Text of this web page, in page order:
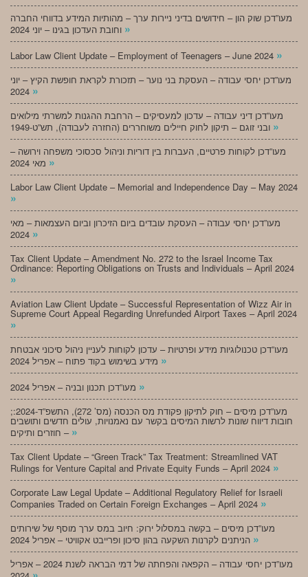
מעו”דכן שוק הון – חידושים בדיני ניירות ערך – מהותיות המידע בדווחי החברה
»
Labor Law Client Update – Employment of Teenagers – June 2024 »
מעו”דכן יחסי עבודה – העסקת בני נוער – תזכורת לקראת חופשת הקיץ – יוני
»
מעו”דכן דיני עבודה – עדכון למעסיקים – הרחבת ההגנות למשרתי מילואים
»
מעו”דכן לקוחות פרטיים, העברות בין דוריות וניהול סכסוכי משפחה וירושה –
»
Labor Law Client Update – Memorial and Independence Day – May 2024
»
מעו”דכן יחסי עבודה – העסקת עובדים ביום הזיכרון וביום העצמאות – מאי
»
Tax Client Update – Amendment No. 272 to the Israel Income Tax
Ordinance: Reporting Obligations on Trusts and Individuals – April 2024
»
Aviation Law Client Update – Successful Representation of Wizz Air in
Supreme Court Appeal Regarding Unrefunded Airport Taxes – April 2024
»
מעו”דכן טכנולוגיות מידע ופרטיות – עדכון לקוחות לעניין ניהול סיכוני אבטחת
»
»
;מעו”דכן מיסים – חוק לתיקון פקודת מס הכנסה (מס’ 272), התשפ”ד-2024:
חובות דיווח שונות לרשות המיסים בקשר עם נאמנויות, עולים חדשים ותושבים
חוזרים ותיקים – »
Tax Client Update – “Green Track” Tax Treatment: Streamlined VAT
Rulings for Venture Capital and Private Equity Funds – April 2024 »
Corporate Law Legal Update – Additional Regulatory Relief for Israeli
Companies Traded on Certain Foreign Exchanges – April 2024 »
מעו”דכן מיסים – בקשה במסלול ירוק: חיוב במס ערך מוסף של שירותים
»
מעו”דכן יחסי עבודה – הקפאה והפחתה של דמי הבראה לשנת 2024 – אפריל